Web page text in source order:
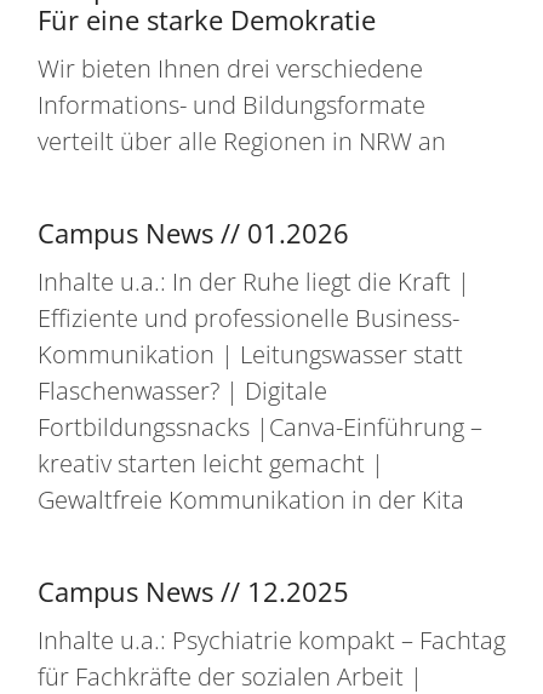
Für eine starke Demokratie
Wir bieten Ihnen drei verschiedene
Informations- und Bildungsformate
verteilt über alle Regionen in NRW an
Campus News // 01.2026
Inhalte u.a.: In der Ruhe liegt die Kraft |
Effiziente und professionelle Business-
Kommunikation | Leitungswasser statt
Flaschenwasser? | Digitale
Fortbildungssnacks |Canva-Einführung –
kreativ starten leicht gemacht |
Gewaltfreie Kommunikation in der Kita
Campus News // 12.2025
Inhalte u.a.: Psychiatrie kompakt – Fachtag
für Fachkräfte der sozialen Arbeit |